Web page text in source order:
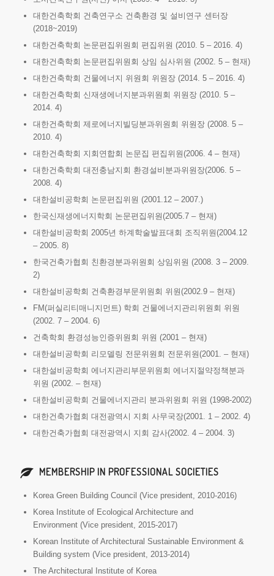
대한건축학회 건축연구소 건축환경 및 설비연구 센터장
(2018~2019)
대한건축학회 논문편집위원회 편집위원 (2010. 5 – 2016. 4)
대한건축학회 논문편집위원회 상임 심사위원 (2002. 5 – 현재)
대한건축학회 건물에너지 위원회 위원장 (2014. 5 – 2016. 4)
대한건축학회 신재생에너지분과위원회 위원장 (2010. 5 –
2014. 4)
대한건축학회 제로에너지빌딩분과위원회 위원장 (2008. 5 –
2010. 4)
대한건축학회 지회연합회 논문집 편집위원(2006. 4 – 현재)
대한건축학회 대전충남지회 환경설비분과위원장(2006. 5 –
2008. 4)
대한설비공학회 논문편집위원 (2001.12 – 2007.)
한국신재생에너지학회 논문편집위원(2005.7 – 현재)
대한설비공학회 2005년 하계학술발표대회 조직위원(2004.12
– 2005. 8)
한국건축가협회 친환경분과위원회 상임위원 (2008. 3 – 2009.
2)
대한설비공학회 건축환경부문위원회 위원(2002.9 – 현재)
FM(퍼실리티매니지먼트) 학회 건물에너지관리위원회 위원
(2002. 7 – 2004. 6)
건축학회 환경성능인증위원회 위원 (2001 – 현재)
대한설비공학회 리모델링 전문위원회 전문위원(2001. – 현재)
대한설비공학회 에너지관리부문위원회 에너지절약정책분과
위원 (2002. – 현재)
대한설비공학회 건물에너지관리 분과위원회 위원 (1998-2002)
대한건축가협회 대전광역시 지회 사무국장(2001. 1 – 2002. 4)
대한건축가협회 대전광역시 지회 감사(2002. 4 – 2004. 3)
MEMBERSHIP IN PROFESSIONAL SOCIETIES
Korea Green Building Council (Vice president, 2010-2016)
Korea Institute of Ecological Architecture and
Environment (Vice president, 2015-2017)
Korean Institute of Architectural Sustainable Environment &
Building system (Vice president, 2013-2014)
The Architectural Institute of Korea